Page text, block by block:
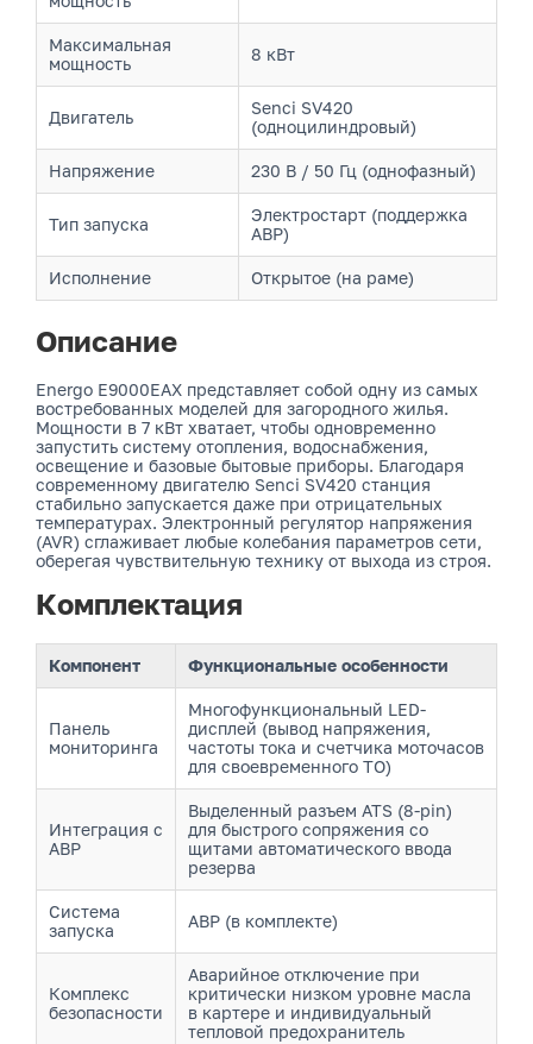
Максимальная
мощность
8 кВт
Двигатель
Senci SV420
(одноцилиндровый)
Напряжение 230 В / 50 Гц (однофазный)
Тип запуска
Электростарт (поддержка
АВР)
Исполнение Открытое (на раме)
Описание
Energo E9000EAX представляет собой одну из самых
востребованных моделей для загородного жилья.
Мощности в 7 кВт хватает, чтобы одновременно
запустить систему отопления, водоснабжения,
освещение и базовые бытовые приборы. Благодаря
современному двигателю Senci SV420 станция
стабильно запускается даже при отрицательных
температурах. Электронный регулятор напряжения
(AVR) сглаживает любые колебания параметров сети,
оберегая чувствительную технику от выхода из строя.
Комплектация
Компонент Функциональные особенности
Панель
мониторинга
Многофункциональный LED-
дисплей (вывод напряжения,
частоты тока и счетчика моточасов
для своевременного ТО)
Интеграция с
АВР
Выделенный разъем ATS (8-pin)
для быстрого сопряжения со
щитами автоматического ввода
резерва
Система
запуска
АВР (в комплекте)
Комплекс
безопасности
Аварийное отключение при
критически низком уровне масла
в картере и индивидуальный
тепловой предохранитель